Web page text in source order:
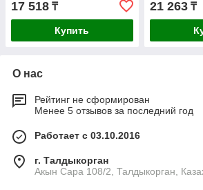
17 518 ₸
Купить
21 263₸
О нас
Рейтинг не сформирован
Менее 5 отзывов за последний год
Работает с 03.10.2016
г. Талдыкорган
Акын Сара 108/2, Талдыкорган,